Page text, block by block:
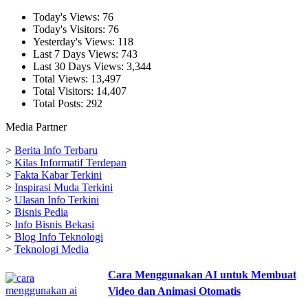
Today's Views: 76
Today's Visitors: 76
Yesterday's Views: 118
Last 7 Days Views: 743
Last 30 Days Views: 3,344
Total Views: 13,497
Total Visitors: 14,407
Total Posts: 292
Media Partner
> Berita Info Terbaru
> Kilas Informatif Terdepan
> Fakta Kabar Terkini
> Inspirasi Muda Terkini
> Ulasan Info Terkini
> Bisnis Pedia
> Info Bisnis Bekasi
> Blog Info Teknologi
> Teknologi Media
Cara Menggunakan AI untuk Membuat
Video dan Animasi Otomatis